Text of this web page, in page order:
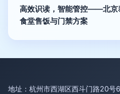
高效识读，智能管控——北京
食堂售饭与门禁方案
地址：杭州市西湖区西斗门路20号